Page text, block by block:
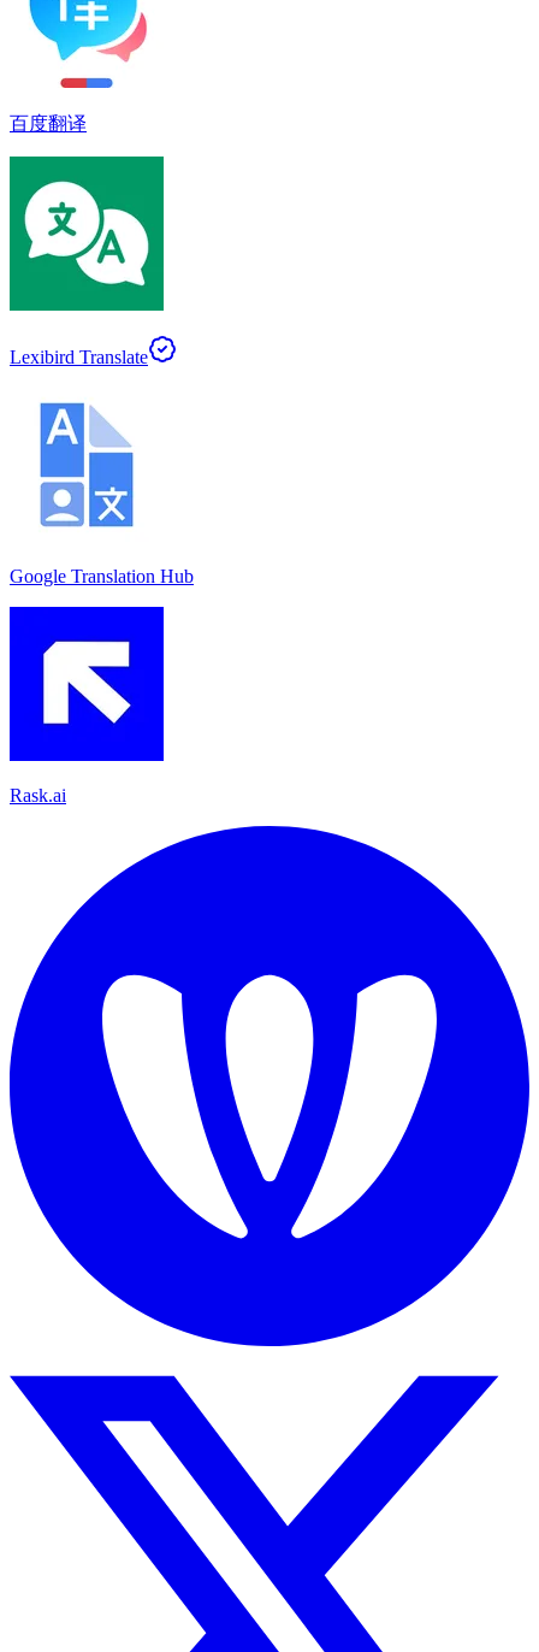
百度翻译
Lexibird Translate
Google Translation Hub
Rask.ai